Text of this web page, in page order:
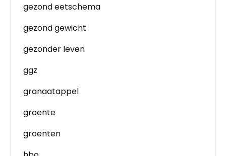
gezond eetschema
gezond gewicht
gezonder leven
ggz
granaatappel
groente
groenten